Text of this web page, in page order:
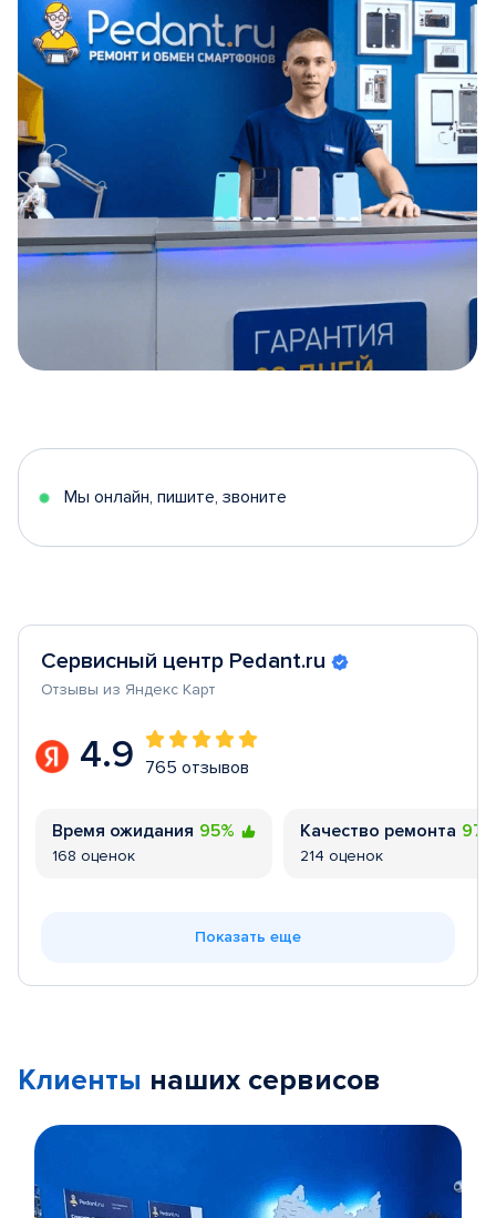
5
Мы онлайн, пишите, звоните
Сервисный центр Pedant.ru
Отзывы из Яндекс Карт
4.9 765 отзывов
Время ожидания 95%
168 оценок
Качество ремонта
214 оценок
Показать еще
Клиенты наших сервисов